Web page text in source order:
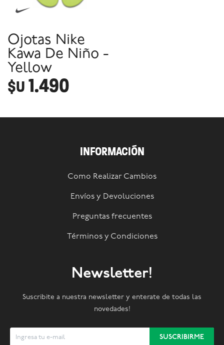
Ojotas Nike
Kawa De Niño -
Yellow
$U 1.490
INFORMACIÓN
Como Realizar Cambios
Envíos y Devoluciones
Preguntas frecuentes
Términos y Condiciones
Newsletter!
Suscribite a nuestra newsletter y enterate de todas las
novedades!
SUSCRIBIRME